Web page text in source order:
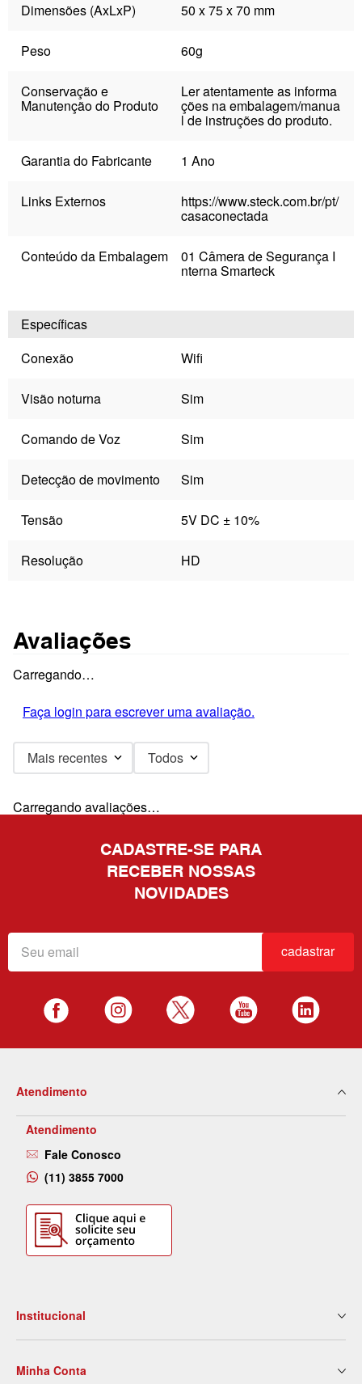
Dimensões (AxLxP) 50 x 75 x 70 mm
Peso 60g
Conservação e
Manutenção do Produto
Ler atentamente as informa
ções na embalagem/manua
l de instruções do produto.
Garantia do Fabricante 1 Ano
Links Externos https://www.steck.com.br/pt/
casaconectada
Conteúdo da Embalagem 01 Câmera de Segurança I
nterna Smarteck
Específicas
Conexão
Wifi
Visão noturna Sim
Comando de Voz Sim
Detecção de movimento Sim
Tensão 5V DC ± 10%
Resolução HD
Avaliações
Carregando…
Faça login para escrever uma avaliação.
Mais recentes Todos
Carregando avaliações…
CADASTRE-SE PARA
RECEBER NOSSAS
NOVIDADES
cadastrar
Atendimento
Atendimento
Fale Conosco
(11) 3855 7000
Institucional
Nossas Lojas
Minha Conta